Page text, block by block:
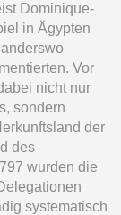
Dominique-
in Ägypten
Vor
nicht nur
sondern
der
des
wurden die
systematisch